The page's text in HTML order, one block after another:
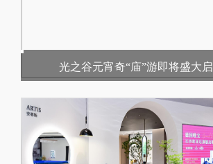
光之谷元宵奇“庙”游即将盛大启
幕，等你